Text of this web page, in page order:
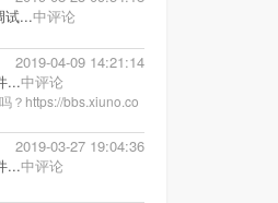
试...中评论
2019-04-09 14:21:14
...中评论
？https://bbs.xiuno.co
2019-03-27 19:04:36
...中评论